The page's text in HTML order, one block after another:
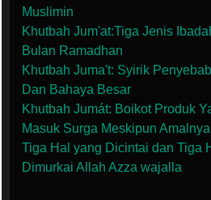
Muslimin
Khutbah Jum'at:Tiga Jenis
Bulan Ramadhan
Khutbah Juma't: Syirik
Dan Bahaya Besar
Khutbah Jumát: Boikot Produk
Masuk Surga Meskipun
Tiga Hal yang Dicintai dan Tiga
Dimurkai Allah Azza wajalla